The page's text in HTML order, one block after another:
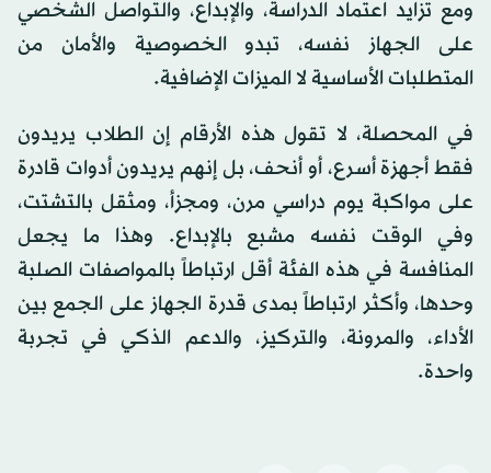
ومع تزايد اعتماد الدراسة، والإبداع، والتواصل الشخصي
على الجهاز نفسه، تبدو الخصوصية والأمان من
المتطلبات الأساسية لا الميزات الإضافية.
في المحصلة، لا تقول هذه الأرقام إن الطلاب يريدون
فقط أجهزة أسرع، أو أنحف، بل إنهم يريدون أدوات قادرة
على مواكبة يوم دراسي مرن، ومجزأ، ومثقل بالتشتت،
وفي الوقت نفسه مشبع بالإبداع. وهذا ما يجعل
المنافسة في هذه الفئة أقل ارتباطاً بالمواصفات الصلبة
وحدها، وأكثر ارتباطاً بمدى قدرة الجهاز على الجمع بين
الأداء، والمرونة، والتركيز، والدعم الذكي في تجربة
واحدة.